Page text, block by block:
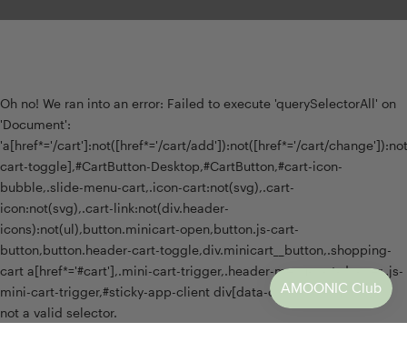
Oh no! We ran into an error: Failed to execute 'querySelectorAll' on
'Document':
'a[href*='/cart']:not([href*='/cart/add']):not([href*='/cart/
cart-toggle],#CartButton-Desktop,#CartButton,#cart-icon-
bubble,.slide-menu-cart,.icon-cart:not(svg),.cart-
icon:not(svg),.cart-link:not(div.header-
icons):not(ul),button.minicart-open,button.js-cart-
button,button.header-cart-toggle,div.minicart__button,.shopping-
cart a[href*='#cart'],.mini-cart-trigger,.header-menu-cart-drawer,.js-
mini-cart-trigger,#sticky-app-client div[data-cl='sticky-button']' is
not a valid selector.